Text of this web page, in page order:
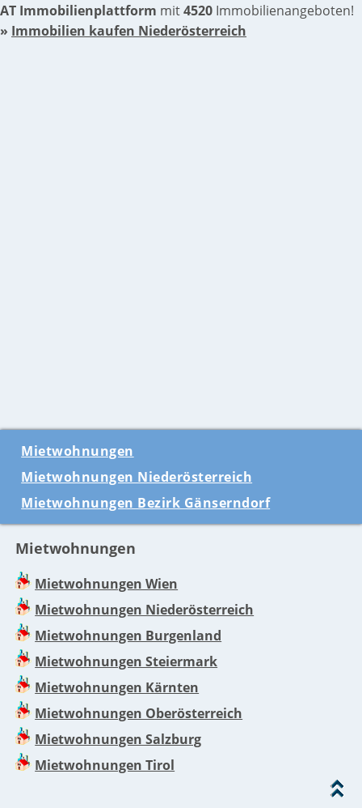
AT Immobilienplattform mit4520 Immobilienangeboten!
» Immobilien kaufen Niederösterreich
Mietwohnungen
Mietwohnungen Niederösterreich
Mietwohnungen Bezirk Gänserndorf
Mietwohnungen
Mietwohnungen Wien
Mietwohnungen Niederösterreich
Mietwohnungen Burgenland
Mietwohnungen Steiermark
Mietwohnungen Kärnten
Mietwohnungen Oberösterreich
Mietwohnungen Salzburg
Mietwohnungen Tirol